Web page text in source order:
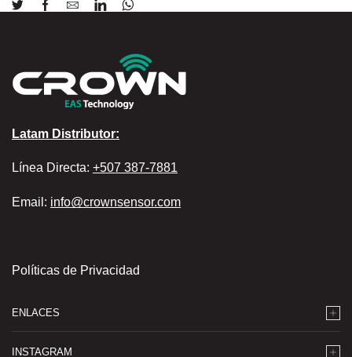
Latam Distributor:
Línea Directa: +507 387-7881
Email: info@crownsensor.com
Políticas de Privacidad
ENLACES
INSTAGRAM